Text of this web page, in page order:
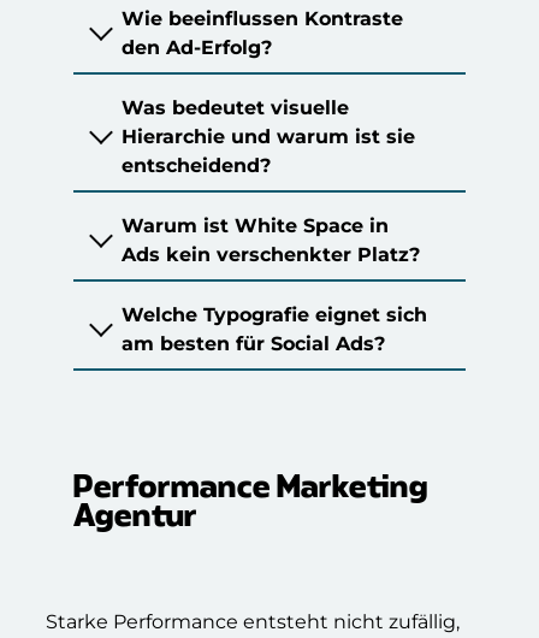
Wie beeinflussen Kontraste
den Ad-Erfolg?
Was bedeutet visuelle
Hierarchie und warum ist sie
entscheidend?
Warum ist White Space in
Ads kein verschenkter Platz?
Welche Typografie eignet sich
am besten für Social Ads?
Performance Marketing
Agentur
Starke Performance entsteht nicht zufällig,